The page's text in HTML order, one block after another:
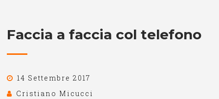
Faccia a faccia col telefono
14 Settembre 2017
Cristiano Micucci